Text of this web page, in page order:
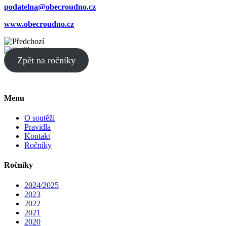
podatelna@obecroudno.cz
www.obecroudno.cz
Zpět na ročníky
Menu
O soutěži
Pravidla
Kontakt
Ročníky
Ročníky
2024/2025
2023
2022
2021
2020